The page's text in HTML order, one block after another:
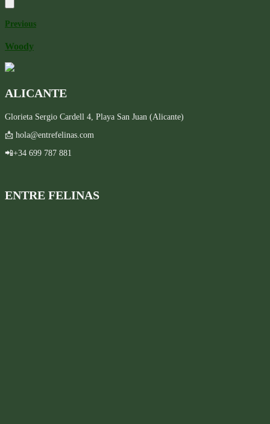
Previous
Woody
ALICANTE
Glorieta Sergio Cardell 4, Playa San Juan (Alicante)
📩 hola@entrefelinas.com
📲+34 699 787 881
ENTRE FELINAS